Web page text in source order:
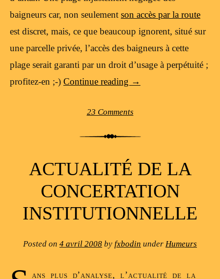
baigneurs car, non seulement son accès par la route
est discret, mais, ce que beaucoup ignorent, situé sur
une parcelle privée, l’accès des baigneurs à cette
plage serait garanti par un droit d’usage à perpétuité ;
profitez-en ;-) Continue reading →
23 Comments
ACTUALITÉ DE LA
CONCERTATION
INSTITUTIONNELLE
Posted on 4 avril 2008 by fxbodin under Humeurs
ans plus d’analyse, l’actualité de la